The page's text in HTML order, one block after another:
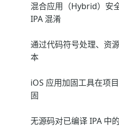
混合应用（Hybrid）安
IPA 混淆
通过代码符号处理、资
本
iOS 应用加固工具在项
固
无源码对已编译 IPA 中